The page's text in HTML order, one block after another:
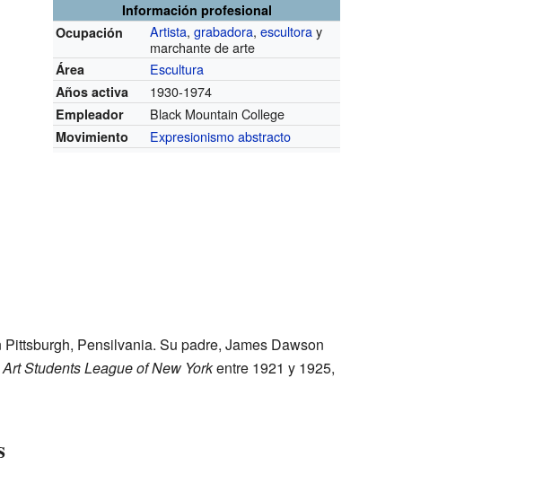
Información profesional
Ocupación
Artista,grabadora,escultoray
marchante de arte
Área Escultura
Años activa 1930-1974
Empleador Black Mountain College
Movimiento Expresionismo abstracto
Pensilvania. Su padre, James Dawson
Art Students League of New Yorkentre 1921 y 1925,